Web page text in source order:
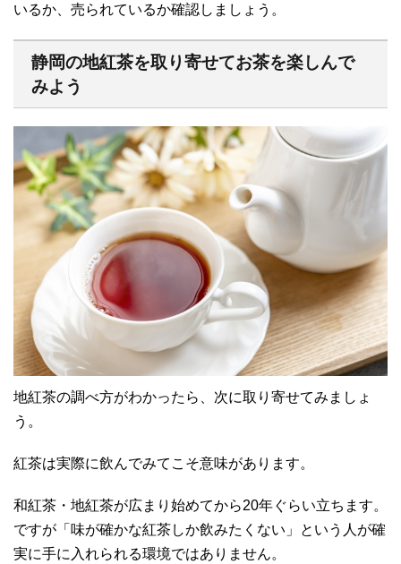
いるか、売られているか確認しましょう。
静岡の地紅茶を取り寄せてお茶を楽しんで
みよう
地紅茶の調べ方がわかったら、次に取り寄せてみましょ
う。
紅茶は実際に飲んでみてこそ意味があります。
和紅茶・地紅茶が広まり始めてから20年ぐらい立ちます。
ですが「味が確かな紅茶しか飲みたくない」という人が確
実に手に入れられる環境ではありません。